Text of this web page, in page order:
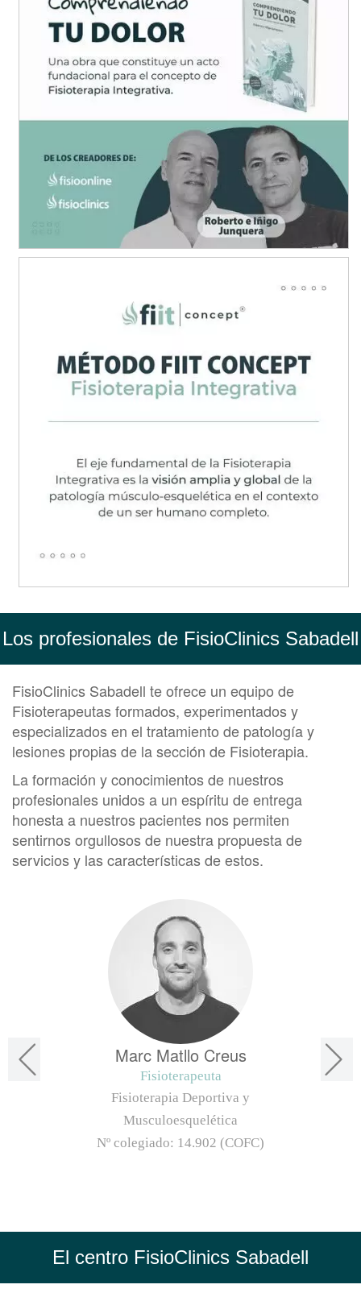
Los profesionales de FisioClinics Sabadell
FisioClinics Sabadell te ofrece un equipo de
Fisioterapeutas formados, experimentados y
especializados en el tratamiento de patología y
lesiones propias de la sección de Fisioterapia.
La formación y conocimientos de nuestros
profesionales unidos a un espíritu de entrega
honesta a nuestros pacientes nos permiten
sentirnos orgullosos de nuestra propuesta de
servicios y las características de estos.
Marc Matllo Creus
Fisioterapeuta
Fisioterapia Deportiva y
Musculoesquelética
Nº colegiado: 14.902 (COFC)
El centro FisioClinics Sabadell